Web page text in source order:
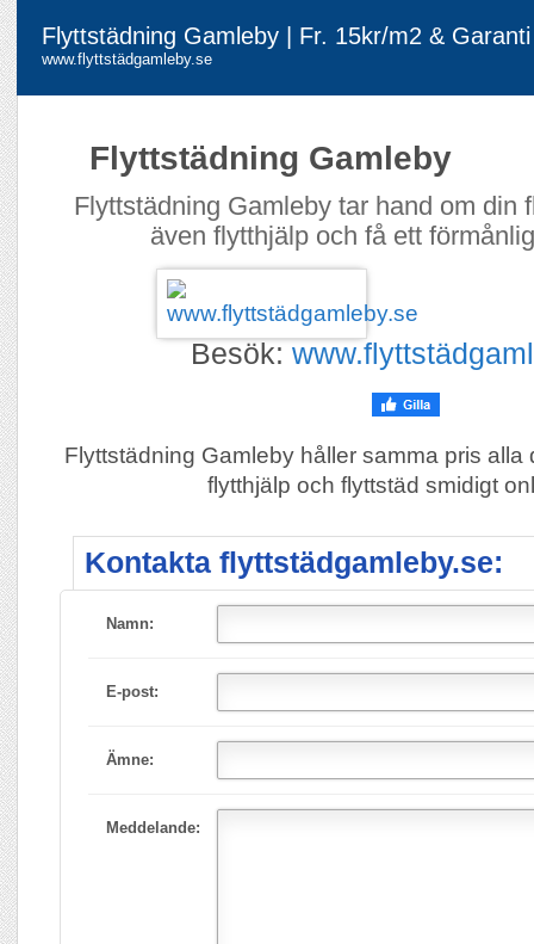
Flyttstädning Gamleby | Fr. 15kr/m2 &
www.flyttstädgamleby.se
Flyttstädning Gamleby
Flyttstädning Gamleby tar hand om din
även flytthjälp och få ett
Besök:
Flyttstädning Gamleby håller samma pris
flytthjälp och flyttstäd smidigt
Kontakta flyttstädgamleby.se:
Namn:
E-post:
Ämne:
Meddelande: